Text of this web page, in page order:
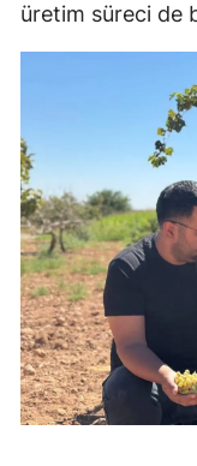
üretim süreci de